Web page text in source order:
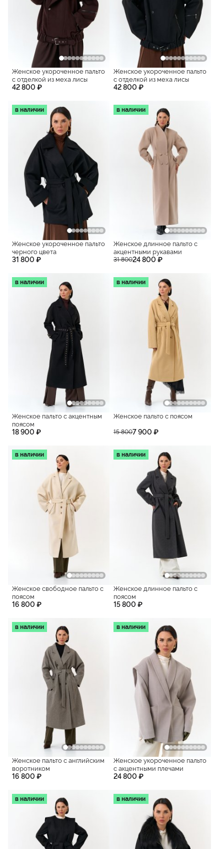
Женское укороченное пальто
с отделкой из меха лисы
42 800 ₽
Женское укороченное пальто
с отделкой из меха лисы
42 800 ₽
в наличии
Женское укороченное пальто
черного цвета
31 800 ₽
в наличии
Женское длинное пальто с
акцентными рукавами
31 80024 800 ₽
в наличии
Женское пальто с акцентным
поясом
18 900 ₽
в наличии
Женское пальто с поясом
15 8007 900 ₽
в наличии
Женское свободное пальто с
поясом
16 800 ₽
в наличии
Женское длинное пальто с
поясом
15 800 ₽
в наличии
Женское пальто с английским
воротником
16 800 ₽
в наличии
Женское укороченное пальто
с акцентными плечами
24 800 ₽
в наличии в наличии